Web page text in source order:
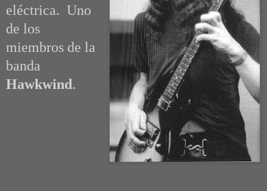
eléctrica. Uno
de los
miembros de la
banda
Hawkwind.